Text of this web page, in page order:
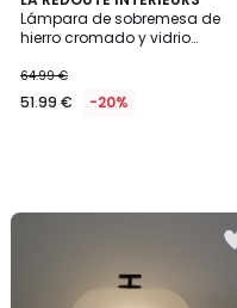
Lámpara de sobremesa de
hierro cromado y vidrio
64.99 €
51.99 € -20%